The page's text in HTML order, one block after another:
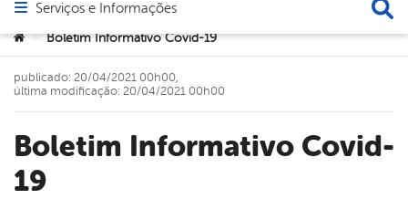
Abrir menu principal de navegação
Serviços e Informações
Você está aqui:
> Boletim Informativo Covid-19
Boletim Informativo Covid-
19
publicado: 20/04/2021 00h00,
última modificação: 20/04/2021 00h00